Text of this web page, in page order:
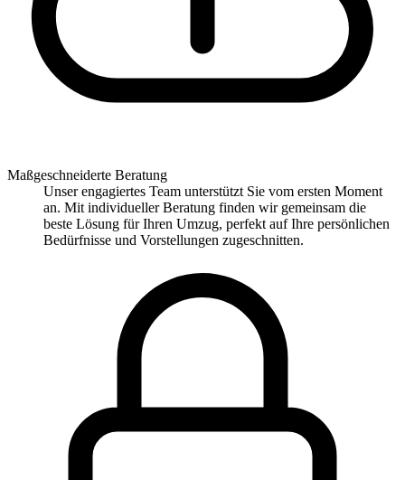
Maßgeschneiderte Beratung
Unser engagiertes Team unterstützt Sie vom ersten Moment
an. Mit individueller Beratung finden wir gemeinsam die
beste Lösung für Ihren Umzug, perfekt auf Ihre persönlichen
Bedürfnisse und Vorstellungen zugeschnitten.